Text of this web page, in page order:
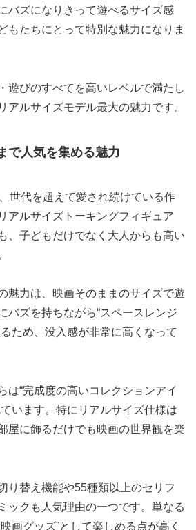
バズになりきって遊べるサイズ感
もたちにとって特別な魅力になりま
遊びのすべてを高いレベルで満たし
アルサイズモデル最大の魅力です。
で人気を集める魅力
世代を超えて愛され続けている作
アルサイズトーキングフィギュア
、子どもだけでなく大人からも高い
魅力は、映画そのままのサイズで遊
バズを持ちながら“スペースレンジ
ため、没入感が非常に高くなって
は“完成度の高いコレクションアイ
います。特にリアルサイズ仕様は
屋に飾るだけでも映画の世界観を楽
り替え機能や55種類以上のセリフ
ックも人気理由の一つです。単なる
画グッズ”として楽しめる点が高く